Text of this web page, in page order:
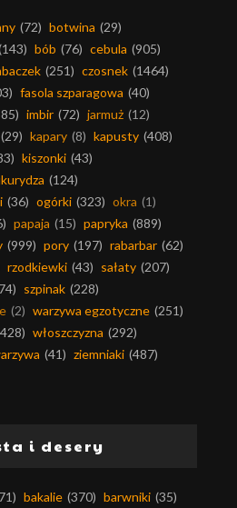
(72) botwina (29)
bób (76) cebula (905)
(251) czosnek (1464)
fasola szparagowa (40)
imbir (72) jarmuż (12)
(29) kapary (8) kapusty (408)
kiszonki (43)
(124)
(36) ogórki (323) okra (1)
papaja (15) papryka (889)
(999) pory (197) rabarbar (62)
rzodkiewki (43) sałaty (207)
szpinak (228)
(2) warzywa egzotyczne (251)
włoszczyzna (292)
(41) ziemniaki (487)
i desery
bakalie (370) barwniki (35)